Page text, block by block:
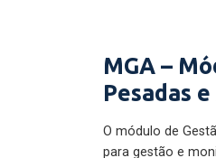
MGA –
Pesadas
O módulo de
para gestão e